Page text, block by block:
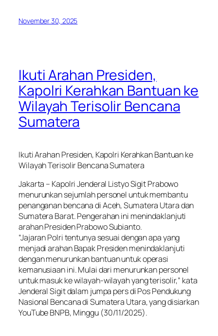
November 30, 2025
Ikuti Arahan Presiden,
Kapolri Kerahkan Bantuan ke
Wilayah Terisolir Bencana
Sumatera
Ikuti Arahan Presiden, Kapolri Kerahkan Bantuan ke
Wilayah Terisolir Bencana Sumatera
Jakarta – Kapolri Jenderal Listyo Sigit Prabowo
menurunkan sejumlah personel untuk membantu
penanganan bencana di Aceh, Sumatera Utara dan
Sumatera Barat. Pengerahan ini menindaklanjuti
arahan Presiden Prabowo Subianto.
“Jajaran Polri tentunya sesuai dengan apa yang
menjadi arahan Bapak Presiden menindaklanjuti
dengan menurunkan bantuan untuk operasi
kemanusiaan ini. Mulai dari menurunkan personel
untuk masuk ke wilayah-wilayah yang terisolir,” kata
Jenderal Sigit dalam jumpa pers di Pos Pendukung
Nasional Bencana di Sumatera Utara, yang disiarkan
YouTube BNPB, Minggu (30/11/2025).